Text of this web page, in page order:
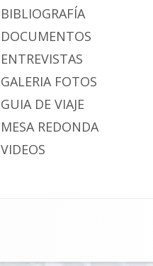
BIBLIOGRAFÍA
DOCUMENTOS
ENTREVISTAS
GALERIA FOTOS
GUIA DE VIAJE
MESA REDONDA
VIDEOS